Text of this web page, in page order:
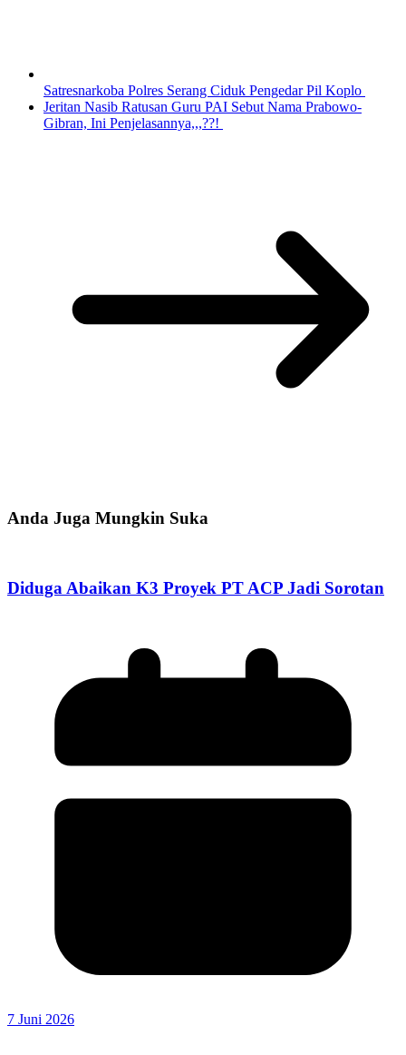
Satresnarkoba Polres Serang Ciduk Pengedar Pil Koplo
Jeritan Nasib Ratusan Guru PAI Sebut Nama Prabowo-
Gibran, Ini Penjelasannya,,,??!
Anda Juga Mungkin Suka
Diduga Abaikan K3 Proyek PT ACP Jadi Sorotan
7 Juni 2026